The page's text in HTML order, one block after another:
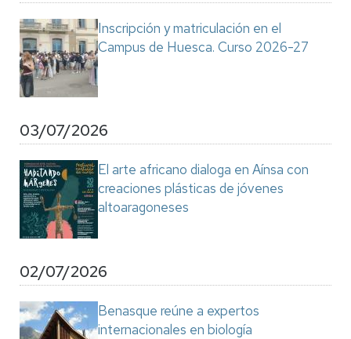
Inscripción y matriculación en el
Campus de Huesca. Curso 2026-27
03/07/2026
El arte africano dialoga en Aínsa con
creaciones plásticas de jóvenes
altoaragoneses
02/07/2026
Benasque reúne a expertos
internacionales en biología